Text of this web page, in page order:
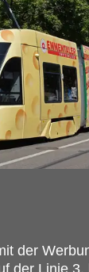
der
der Linie 3,